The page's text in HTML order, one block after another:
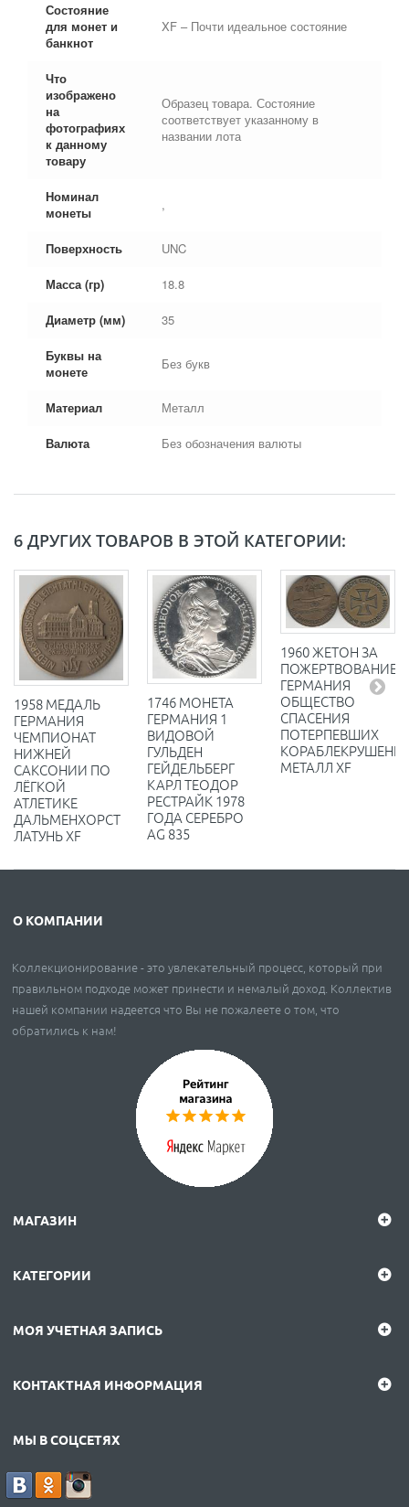
Состояние
для монет и
банкнот
XF – Почти идеальное состояние
Что
изображено
на
фотографиях
к данному
товару
Образец товара. Состояние
соответствует указанному в
названии лота
Номинал
монеты
,
Поверхность UNC
Масса (гр) 18.8
Диаметр (мм) 35
Буквы на
монете
Без букв
Материал Металл
Валюта Без обозначения валюты
6 ДРУГИХ ТОВАРОВ В ЭТОЙ КАТЕГОРИИ:
1958 МЕДАЛЬ
ГЕРМАНИЯ
ЧЕМПИОНАТ
НИЖНЕЙ
САКСОНИИ ПО
ЛЁГКОЙ
АТЛЕТИКЕ
ДАЛЬМЕНХОРСТ
ЛАТУНЬ XF
1746 МОНЕТА
ГЕРМАНИЯ 1
ВИДОВОЙ
ГУЛЬДЕН
ГЕЙДЕЛЬБЕРГ
КАРЛ ТЕОДОР
РЕСТРАЙК 1978
ГОДА СЕРЕБРО
AG 835
1960 ЖЕТОН ЗА
ПОЖЕРТВОВАНИЕ
ГЕРМАНИЯ
ОБЩЕСТВО
СПАСЕНИЯ
ПОТЕРПЕВШИХ
МЕТАЛЛ XF
О КОМПАНИИ
Коллекционирование - это увлекательный процесс, который при
правильном подходе может принести и немалый доход. Коллектив
нашей компании надеется что Вы не пожалеете о том, что
обратились к нам!
МАГАЗИН
КАТЕГОРИИ
МОЯ УЧЕТНАЯ ЗАПИСЬ
КОНТАКТНАЯ ИНФОРМАЦИЯ
МЫ В СОЦСЕТЯХ